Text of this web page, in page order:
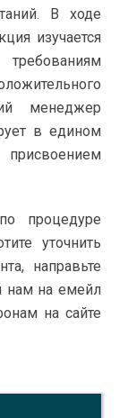
В ходе
изучается
менеджер
в едином
процедуре
уточнить
направьте
нам на емейл
на сайте